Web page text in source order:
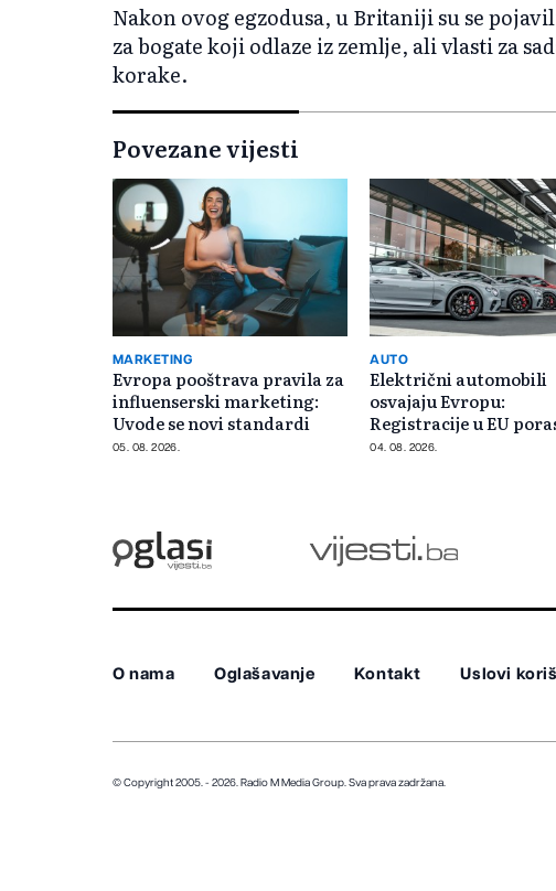
Nakon ovog egzodusa, u Britaniji su se
za bogate koji odlaze iz zemlje, ali vlasti za
korake.
Povezane vijesti
MARKETING
Evropa pooštrava pravila za
influenserski marketing:
Uvode se novi standardi
05. 08. 2026.
AUTO
Električni automobili
osvajaju Evropu:
Registracije u EU
gotovo 30 posto
04. 08. 2026.
O nama Oglašavanje Kontakt Uslovi
© Copyright 2005. - 2026. Radio M Media Group. Sva prava zadržana.